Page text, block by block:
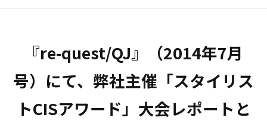
セミナー
導入事例
コラム
『re-quest/QJ』（2014年7月
号）にて、弊社主催「スタイリス
トCISアワード」大会レポートと